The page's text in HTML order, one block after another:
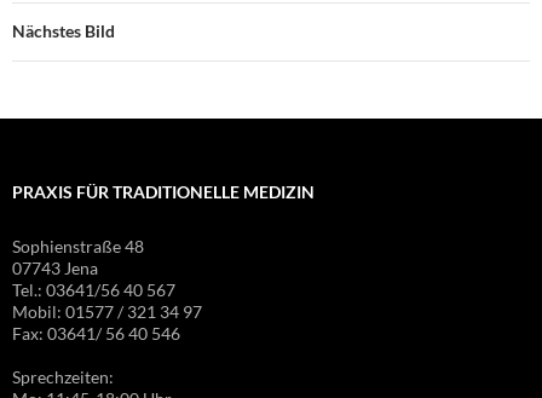
Nächstes Bild
PRAXIS FÜR TRADITIONELLE MEDIZIN
Sophienstraße 48
07743 Jena
Tel.: 03641/56 40 567
Mobil: 01577 / 321 34 97
Fax: 03641/ 56 40 546
Sprechzeiten: